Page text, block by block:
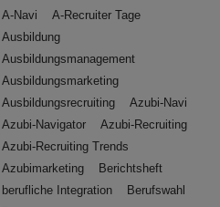
A-Navi
A-Recruiter Tage
Ausbildung
Ausbildungsmanagement
Ausbildungsmarketing
Ausbildungsrecruiting
Azubi-Navi
Azubi-Navigator
Azubi-Recruiting
Azubi-Recruiting Trends
Azubimarketing
Berichtsheft
berufliche Integration
Berufswahl